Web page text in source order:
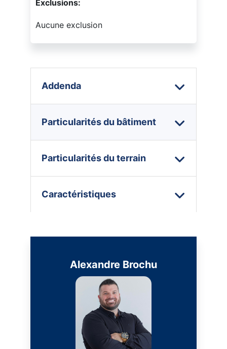
Exclusions:
Aucune exclusion
Addenda
Particularités du bâtiment
Particularités du terrain
Caractéristiques
Alexandre Brochu